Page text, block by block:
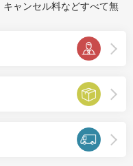
ャンセル料などすべて無